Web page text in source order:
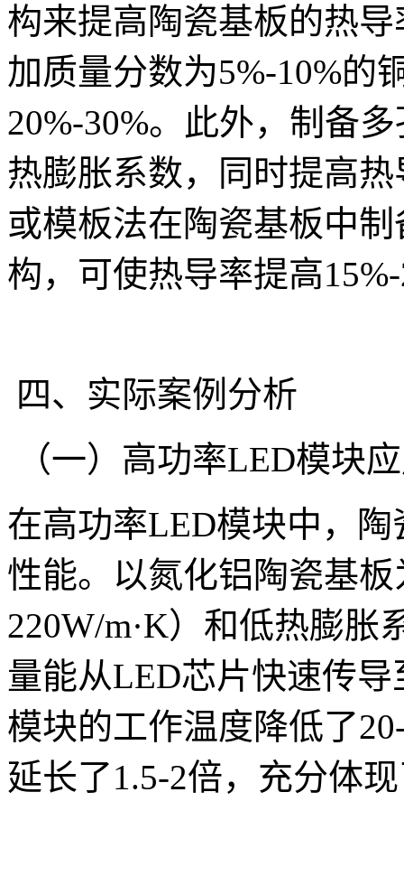
构来提高陶瓷基板的热
加质量分数为5%-10%的
20%-30%。此外，制备
热膨胀系数，同时提高
或模板法在陶瓷基板中
构，可使热导率提高
四、实际案例分析
（一）高功率LED模块
在高功率LED模块中，
性能。以氮化铝陶瓷基
220W/m·K）和低热膨
量能从LED芯片快速传
模块的工作温度降低了
延长了1.5-2倍，充分体